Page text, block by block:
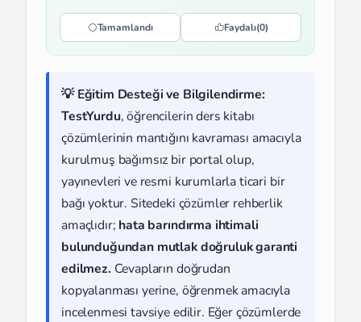
Tamamlandı Faydalı(0)
💡 Eğitim Desteği ve Bilgilendirme:
TestYurdu, öğrencilerin ders kitabı
çözümlerinin mantığını kavraması amacıyla
kurulmuş bağımsız bir portal olup,
yayınevleri ve resmi kurumlarla ticari bir
bağı yoktur. Sitedeki çözümler rehberlik
amaçlıdır; hata barındırma ihtimali
bulunduğundan mutlak doğruluk garanti
edilmez. Cevapların doğrudan
kopyalanması yerine, öğrenmek amacıyla
incelenmesi tavsiye edilir. Eğer çözümlerde